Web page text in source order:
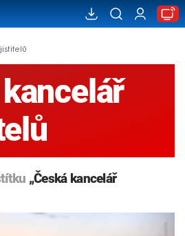
„Česká kancelář